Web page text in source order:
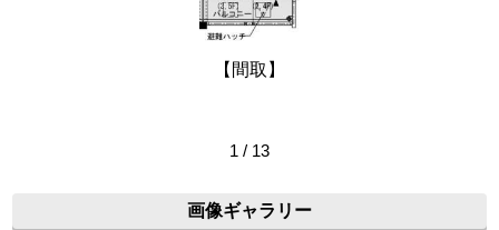
【間取】
1 / 13
画像ギャラリー